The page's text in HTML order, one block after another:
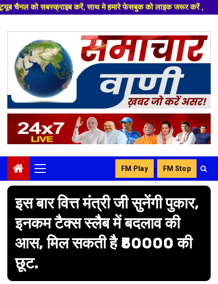
करें, साथ मे हमारे फेसबुक को लाइक जरूर करें ,
content
Primary
Menu
FM Play - FM Stop
इस बार वित्त मंत्री जी सुनेंगी पुकार,
इनकम टैक्स स्लैब में बदलाव की
आस, मिल सकती है ₹50000 की
छूट.